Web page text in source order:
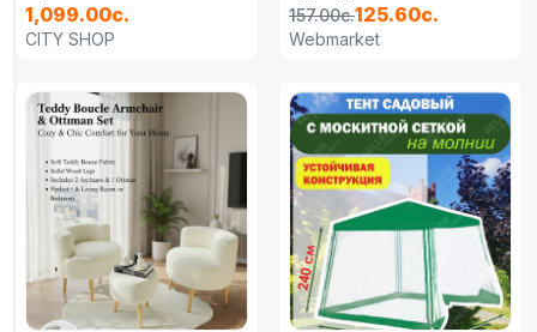
1,099.00с.
CITY SHOP
157.00с.125.60с.
Webmarket